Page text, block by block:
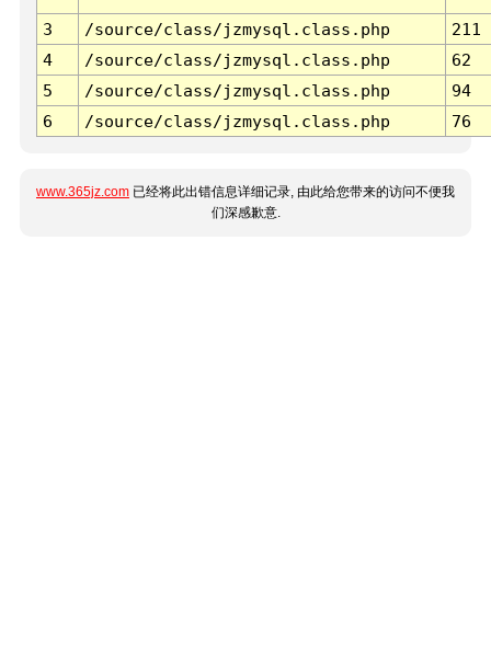
3 /source/class/jzmysql.class.php
211
4
/source/class/jzmysql.class.php
62
5
/source/class/jzmysql.class.php
94
6
/source/class/jzmysql.class.php 76
www.365jz.com 已经将此出错信息详细记录, 由此给您带来的访问不便我
们深感歉意.